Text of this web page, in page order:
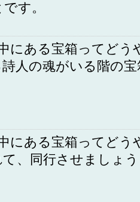
す。
にある宝箱ってどう
人の魂がいる階の
にある宝箱ってどう
、同行させましょ